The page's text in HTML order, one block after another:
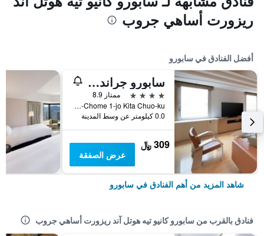
ريزورت أساهي جروب
أفضل الفنادق في سابورو
سابورو جراند هوتل
4 نجوم
ممتاز 8.9
Nishi 4-Chome 1-jo Kita Chuo-ku, سابورو, اليابان
0.0 كيلومتر عن وسط المدينة
309 ﷼
عرض الصفقة
شاهد المزيد من أهم الفنادق في سابورو
فنادق بالقرب من سابورو كانيو تيه هوتل آند ريزورت أساهي جروب